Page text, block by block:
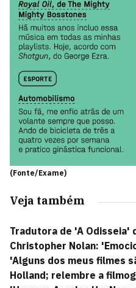
(Fonte/Exame)
Veja também
Tradutora de 'A Odisseia'
Christopher Nolan:
'Alguns dos meus filmes
Holland; relembre a